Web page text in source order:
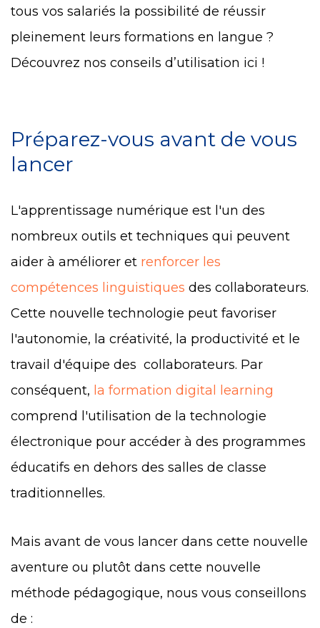
tous vos salariés la possibilité de réussir
pleinement leurs formations en langue ?
Découvrez nos conseils d’utilisation ici !
Préparez-vous avant de vous
lancer
L'apprentissage numérique est l'un des
nombreux outils et techniques qui peuvent
aider à améliorer et renforcer les
compétences linguistiques des collaborateurs.
Cette nouvelle technologie peut favoriser
l'autonomie, la créativité, la productivité et le
travail d'équipe des collaborateurs. Par
conséquent, la formation digital learning
comprend l'utilisation de la technologie
électronique pour accéder à des programmes
éducatifs en dehors des salles de classe
traditionnelles.
Mais avant de vous lancer dans cette nouvelle
aventure ou plutôt dans cette nouvelle
méthode pédagogique, nous vous conseillons
de :